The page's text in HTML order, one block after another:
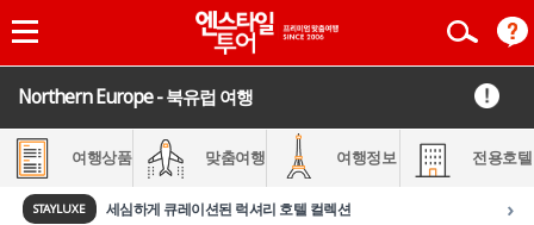
Northern Europe - 북유럽 여행
여행상품 맞춤여행 여행정보 전용호텔
STAYLUXE 세심하게 큐레이션된 럭셔리 호텔 컬렉션 ›